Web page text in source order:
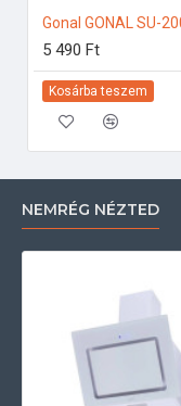
5 490 Ft
Kosárba teszem
NEMRÉG NÉZTED